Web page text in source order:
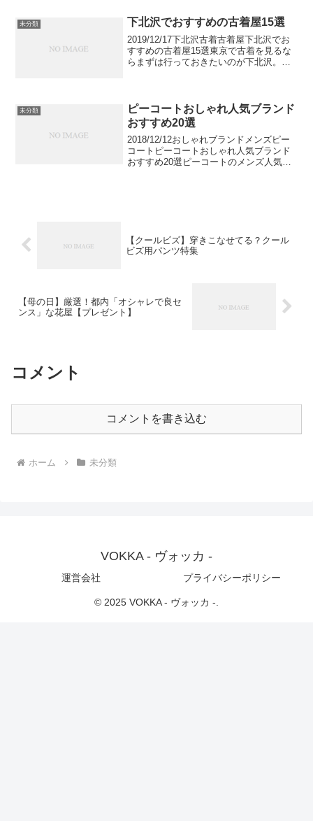
ブランドのオリーブオイルや普段あまり
目にしないオ...
未分類 下北沢でおすすめの古着屋15選
2019/12/17下北沢古着古着屋下北沢でお
すすめの古着屋15選東京で古着を見るな
らまずは行っておきたいのが下北沢。東
迷ってしまう...
未分類
ピーコートおしゃれ人気ブランド
おすすめ20選
2018/12/12おしゃれブランドメンズピー
コートピーコートおしゃれ人気ブランド
おすすめ20選ピーコートのメンズ人気ブ
【クールビズ】穿きこなせてる？クール
ビズ用パンツ特集
【母の日】厳選！都内「オシャレで良セ
ンス」な花屋【プレゼント】
コメント
コメントを書き込む
ホーム 未分類
VOKKA - ヴォッカ -
運営会社 プライバシーポリシー
© 2025 VOKKA - ヴォッカ -.